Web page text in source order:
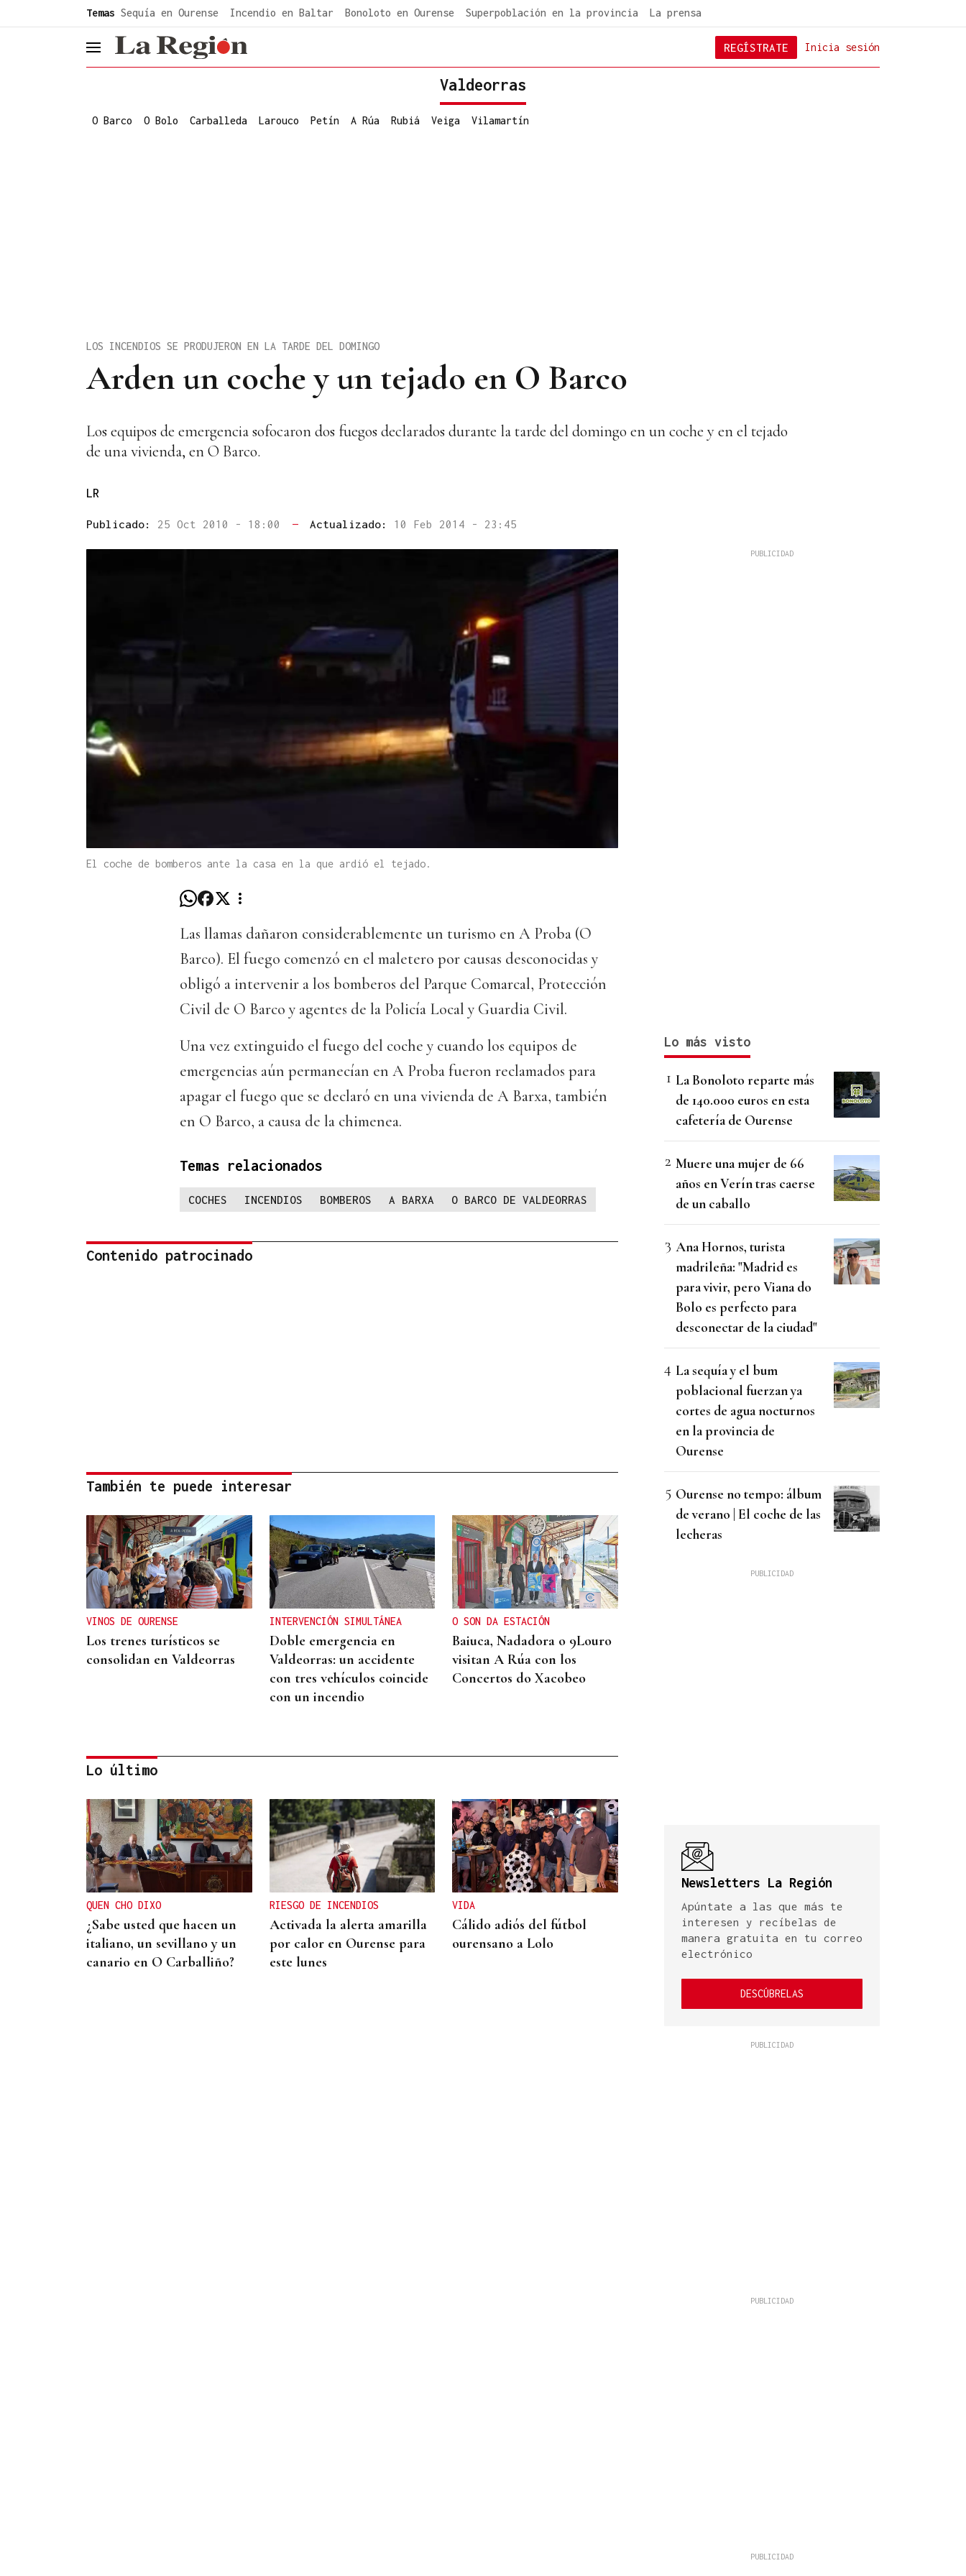
Temas Sequía en Ourense Incendio en Baltar Bonoloto en Ourense Superpoblación en la provincia La prensa
header.menu.open Inicia sesión
REGÍSTRATE
Valdeorras
O Barco O Bolo Carballeda Larouco Petín A Rúa Rubiá Veiga Vilamartín
Arden un coche y un tejado en O Barco
LOS INCENDIOS SE PRODUJERON EN LA TARDE DEL DOMINGO
Los equipos de emergencia sofocaron dos fuegos declarados durante la tarde del domingo en un coche y en el tejado
de una vivienda, en O Barco.
LR
Publicado: 25 Oct 2010 - 18:00 — Actualizado: 10 Feb 2014 - 23:45
El coche de bomberos ante la casa en la que ardió el tejado.
Las llamas dañaron considerablemente un turismo en A Proba (O
Barco). El fuego comenzó en el maletero por causas desconocidas y
obligó a intervenir a los bomberos del Parque Comarcal, Protección
Civil de O Barco y agentes de la Policía Local y Guardia Civil.
Una vez extinguido el fuego del coche y cuando los equipos de
emergencias aún permanecían en A Proba fueron reclamados para
apagar el fuego que se declaró en una vivienda de A Barxa, también
en O Barco, a causa de la chimenea.
Temas relacionados
COCHES INCENDIOS BOMBEROS A BARXA O BARCO DE VALDEORRAS
Contenido patrocinado
También te puede interesar
VINOS DE OURENSE
Los trenes turísticos se
consolidan en Valdeorras
INTERVENCIÓN SIMULTÁNEA
Doble emergencia en
Valdeorras: un accidente
con tres vehículos coincide
con un incendio
O SON DA ESTACIÓN
Baiuca, Nadadora o 9Louro
visitan A Rúa con los
Concertos do Xacobeo
ASOCIACIONES EMPRESARIALES
La Asociación Empresarial
de Valdeorras busca
continuar con la línea
actual de promoción
Lo último
QUEN CHO DIXO
¿Sabe usted que hacen un
italiano, un sevillano y un
canario en O Carballiño?
RIESGO DE INCENDIOS
Activada la alerta amarilla
por calor en Ourense para
este lunes
VIDA
Cálido adiós del fútbol
ourensano a Lolo
Lo más visto
La Bonoloto reparte más
de 140.000 euros en esta
cafetería de Ourense
Muere una mujer de 66
años en Verín tras caerse
de un caballo
Ana Hornos, turista
madrileña: "Madrid es
para vivir, pero Viana do
Bolo es perfecto para
desconectar de la ciudad"
La sequía y el bum
poblacional fuerzan ya
cortes de agua nocturnos
en la provincia de
Ourense
Ourense no tempo: álbum
de verano | El coche de las
lecheras
Newsletters La Región
Apúntate a las que más te
interesen y recíbelas de
manera gratuita en tu correo
electrónico
DESCÚBRELAS